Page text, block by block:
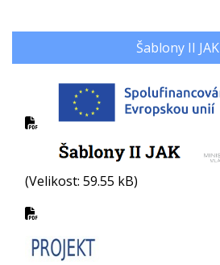
Šablony II JAK
(Velikost: 59.55 kB)